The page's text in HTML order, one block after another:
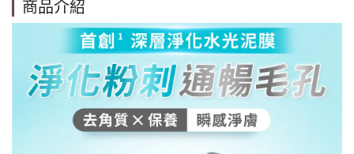
商品介紹